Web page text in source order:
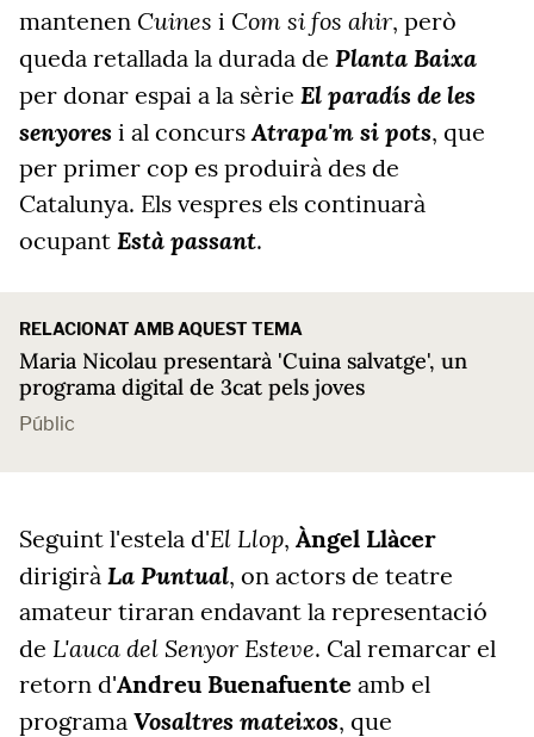
mantenen Cuines i Com si fos ahir, però
queda retallada la durada de Planta Baixa
per donar espai a la sèrie El paradís de les
senyores i al concursAtrapa'm si pots, que
per primer cop es produirà des de
Catalunya. Els vespres els continuarà
ocupant Està passant.
RELACIONAT AMB AQUEST TEMA
Maria Nicolau presentarà 'Cuina salvatge', un
programa digital de 3cat pels joves
Públic
Seguint l'estela d'El Llop, Àngel Llàcer
dirigirà La Puntual, on actors de teatre
amateur tiraran endavant la representació
de L'auca del Senyor Esteve. Cal remarcar el
retorn d'Andreu Buenafuente amb el
programa Vosaltres mateixos, que